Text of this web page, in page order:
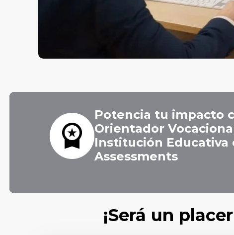
workspace_premium
Potencia tu impacto
Orientador
Institución Educativa
Assessments
¡Será un